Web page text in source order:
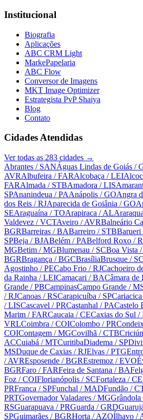
Institucional
Biografia
Aplicações
ABC CRM Light
MarkePapelaria
ABC Flow
Conversor de Imagens
MKT Image Optimizer
Estrategista PvP Shaiya
Blog
Contato
Cidades Atendidas
Ver todas as 283 cidades →
Abrantes / SANÁguas Lindas de Goiás /
AVRAlbufeira / FARAlcobaça / LEI
FARAlmada / STBAmadora / LIS
SPAnanindeua / PAAnápolis / GOAngra
dos Reis / RJAparecida de Goiânia / GO
SEAraguaína / TOArapiraca / AL
Valdevez / VCTAveiro / AVRBalneário
BGRBarreiras / BABarreiro / STBBarueri
SPBeja / BJABelém / PABelford Roxo /
MGBetim / MGBlumenau / SCBoa Vista
BGRBragança / BGCBrasíliaBrusque / SC
Agostinho / PECabo Frio / RJCachoeiro
da Rainha / LEICamaçari / BACâmara de
Grande / PBCampinasCampo Grande /
/ RJCanoas / RSCarapicuíba / SPCariacica
/ LISCascavel / PRCastanhal / PACastelo
Marim / FARCaucaia / CECaxias do Sul /
VRLCoimbra / COIColombo / PR
COIContagem / MGCovilhã / CTB
ACCuiabá / MTCuritibaDiadema / SP
MSDuque de Caxias / RJElvas / PTG
/ AVREsposende / BGREstremoz / EVO
BGRFaro / FARFeira de Santana / BA
Foz / COIFlorianópolis / SCFortaleza / CE
PRFranca / SPFunchal / MADFundão /
PRTGovernador Valadares / MGGrândola
RSGuarapuava / PRGuarda / GRD
SPGuimarães / BGRHorta / AZOÍlhavo /